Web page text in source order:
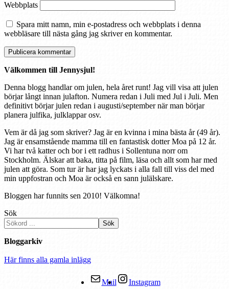
Webbplats
Spara mitt namn, min e-postadress och webbplats i denna
webbläsare till nästa gång jag skriver en kommentar.
Välkommen till Jennysjul!
Denna blogg handlar om julen, hela året runt! Jag vill visa att julen
börjar långt innan julafton. Numera redan i Juli med Jul i Juli. Men
definitivt börjar julen redan i augusti/september när man börjar
planera julfika, julklappar osv.
Vem är då jag som skriver? Jag är en kvinna i mina bästa år (49 år).
Jag är ensamstående mamma till en fantastisk dotter Moa på 12 år.
Vi har två katter och bor i ett radhus i Sollentuna norr om
Stockholm. Älskar att baka, titta på film, läsa och allt som har med
julen att göra. Som tur är har jag lyckats i alla fall till viss del med
min uppfostran och Moa är också en sann julälskare.
Bloggen har funnits sen 2010! Välkomna!
Sök
Sök
Bloggarkiv
Här finns alla gamla inlägg
Mail
Instagram